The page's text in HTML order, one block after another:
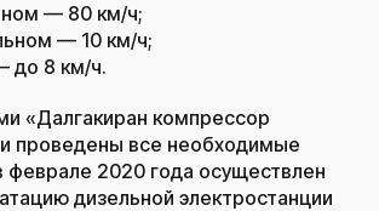
— 80 км/ч;
— 10 км/ч;
до 8 км/ч.
«Далгакиран компрессор
проведены все необходимые
феврале 2020 года осуществлен
дизельной электростанции